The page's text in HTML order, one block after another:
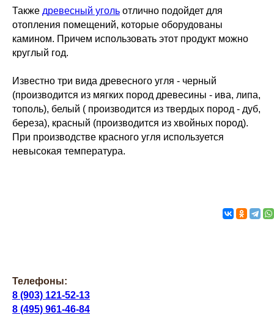
Также древесный уголь отлично подойдет для
отопления помещений, которые оборудованы
камином. Причем использовать этот продукт можно
круглый год.
Известно три вида древесного угля - черный
(производится из мягких пород древесины - ива, липа,
тополь), белый ( производится из твердых пород - дуб,
береза), красный (производится из хвойных пород).
При производстве красного угля используется
невысокая температура.
Телефоны:
8 (903) 121-52-13
8 (495) 961-46-84